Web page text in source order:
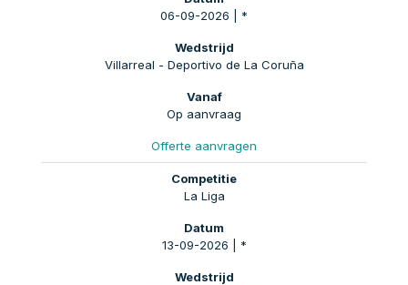
06-09-2026 | *
Villarreal - Deportivo de La Coruña
Op aanvraag
Offerte aanvragen
La Liga
13-09-2026 | *